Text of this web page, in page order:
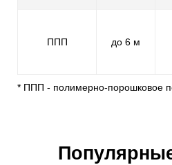
ППП до 6 м
* ППП - полимерно-порошковое